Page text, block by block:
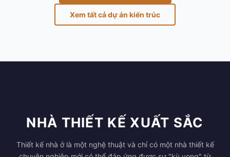
Xem tất cả dự án kiến trúc
NHÀ THIẾT KẾ XUẤT SẮC
Thiết kế nhà ở là một nghệ thuật và chỉ có một nhà thiết kế